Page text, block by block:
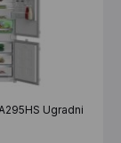
Ugradni